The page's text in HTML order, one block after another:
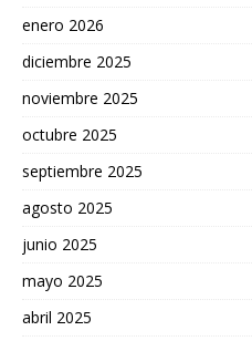
enero 2026
diciembre 2025
noviembre 2025
octubre 2025
septiembre 2025
agosto 2025
junio 2025
mayo 2025
abril 2025